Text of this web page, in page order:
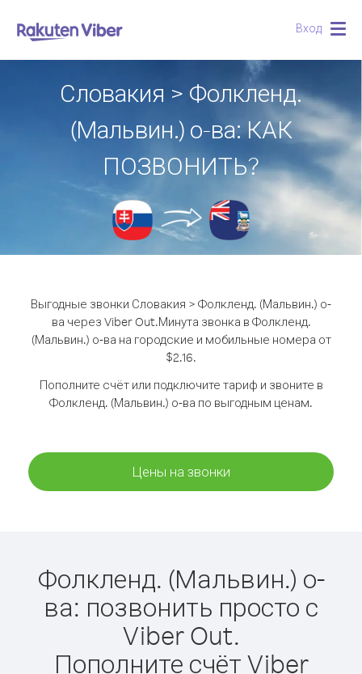
Вход
Словакия > Фолкленд.
(Мальвин.) о-ва: КАК
ПОЗВОНИТЬ?
Выгодные звонки Словакия > Фолкленд. (Мальвин.) о-
ва через Viber Out.Минута звонка в Фолкленд.
(Мальвин.) о-ва на городские и мобильные номера от
$2.16.
Пополните счёт или подключите тариф и звоните в
Фолкленд. (Мальвин.) о-ва по выгодным ценам.
Цены на звонки
Фолкленд. (Мальвин.) о-
ва: позвонить просто с
Viber Out.
Пополните счёт Viber